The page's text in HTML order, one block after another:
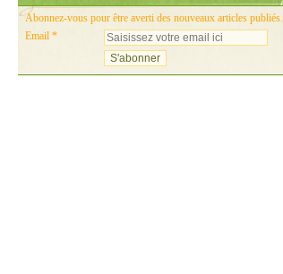
Abonnez-vous pour être averti des nouveaux articles publiés.
Email